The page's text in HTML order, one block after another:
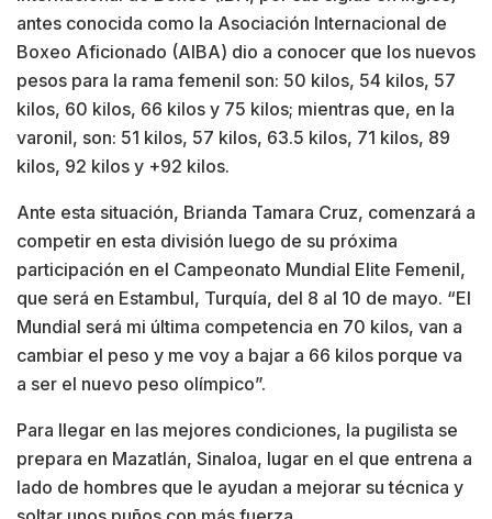
antes conocida como la Asociación Internacional de
Boxeo Aficionado (AIBA) dio a conocer que los nuevos
pesos para la rama femenil son: 50 kilos, 54 kilos, 57
kilos, 60 kilos, 66 kilos y 75 kilos; mientras que, en la
varonil, son: 51 kilos, 57 kilos, 63.5 kilos, 71 kilos, 89
kilos, 92 kilos y +92 kilos.
Ante esta situación, Brianda Tamara Cruz, comenzará a
competir en esta división luego de su próxima
participación en el Campeonato Mundial Elite Femenil,
que será en Estambul, Turquía, del 8 al 10 de mayo. “El
Mundial será mi última competencia en 70 kilos, van a
cambiar el peso y me voy a bajar a 66 kilos porque va
a ser el nuevo peso olímpico”.
Para llegar en las mejores condiciones, la pugilista se
prepara en Mazatlán, Sinaloa, lugar en el que entrena a
lado de hombres que le ayudan a mejorar su técnica y